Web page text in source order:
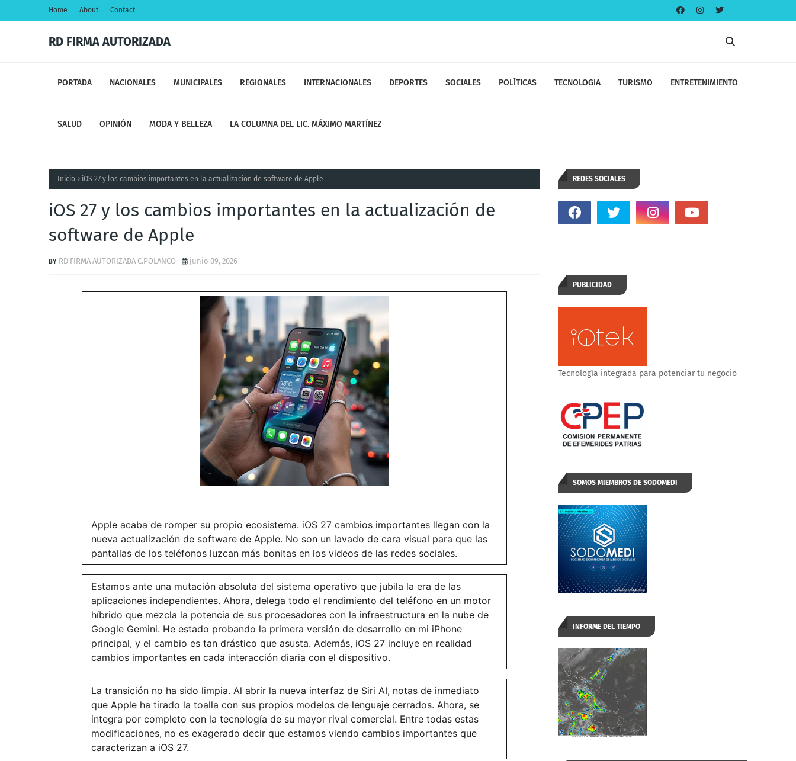
Home About Contact
RD FIRMA AUTORIZADA
PORTADA NACIONALES MUNICIPALES REGIONALES INTERNACIONALES DEPORTES SOCIALES POLÍTICAS TECNOLOGIA TURISMO ENTRETENIMIENTO
SALUD OPINIÓN MODA Y BELLEZA LA COLUMNA DEL LIC. MÁXIMO MARTÍNEZ
Inicio iOS 27 y los cambios importantes en la actualización de software de Apple
iOS 27 y los cambios importantes en la actualización de
software de Apple
RD FIRMA AUTORIZADA C.POLANCO junio 09, 2026
Apple acaba de romper su propio ecosistema. iOS 27 cambios importantes llegan con la
nueva actualización de software de Apple. No son un lavado de cara visual para que las
pantallas de los teléfonos luzcan más bonitas en los videos de las redes sociales.
Estamos ante una mutación absoluta del sistema operativo que jubila la era de las
aplicaciones independientes. Ahora, delega todo el rendimiento del teléfono en un motor
híbrido que mezcla la potencia de sus procesadores con la infraestructura en la nube de
Google Gemini. He estado probando la primera versión de desarrollo en mi iPhone
principal, y el cambio es tan drástico que asusta. Además, iOS 27 incluye en realidad
cambios importantes en cada interacción diaria con el dispositivo.
La transición no ha sido limpia. Al abrir la nueva interfaz de Siri AI, notas de inmediato
que Apple ha tirado la toalla con sus propios modelos de lenguaje cerrados. Ahora, se
integra por completo con la tecnología de su mayor rival comercial. Entre todas estas
modificaciones, no es exagerado decir que estamos viendo cambios importantes que
caracterizan a iOS 27.
REDES SOCIALES
PUBLICIDAD
Tecnología integrada para potenciar tu negocio
SOMOS MIEMBROS DE SODOMEDI
INFORME DEL TIEMPO